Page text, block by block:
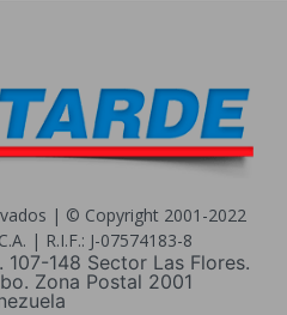
| © Copyright 2001-2022
| R.I.F.: J-07574183-8
148 Sector Las Flores.
Zona Postal 2001